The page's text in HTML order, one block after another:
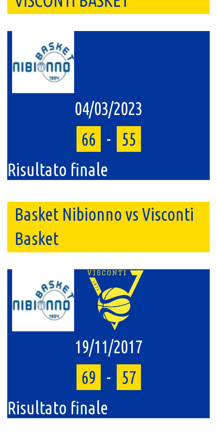
04/03/2023
66 -
55
Risultato finale
Basket Nibionno vs Visconti
Basket
19/11/2017
69 -
57
Risultato finale